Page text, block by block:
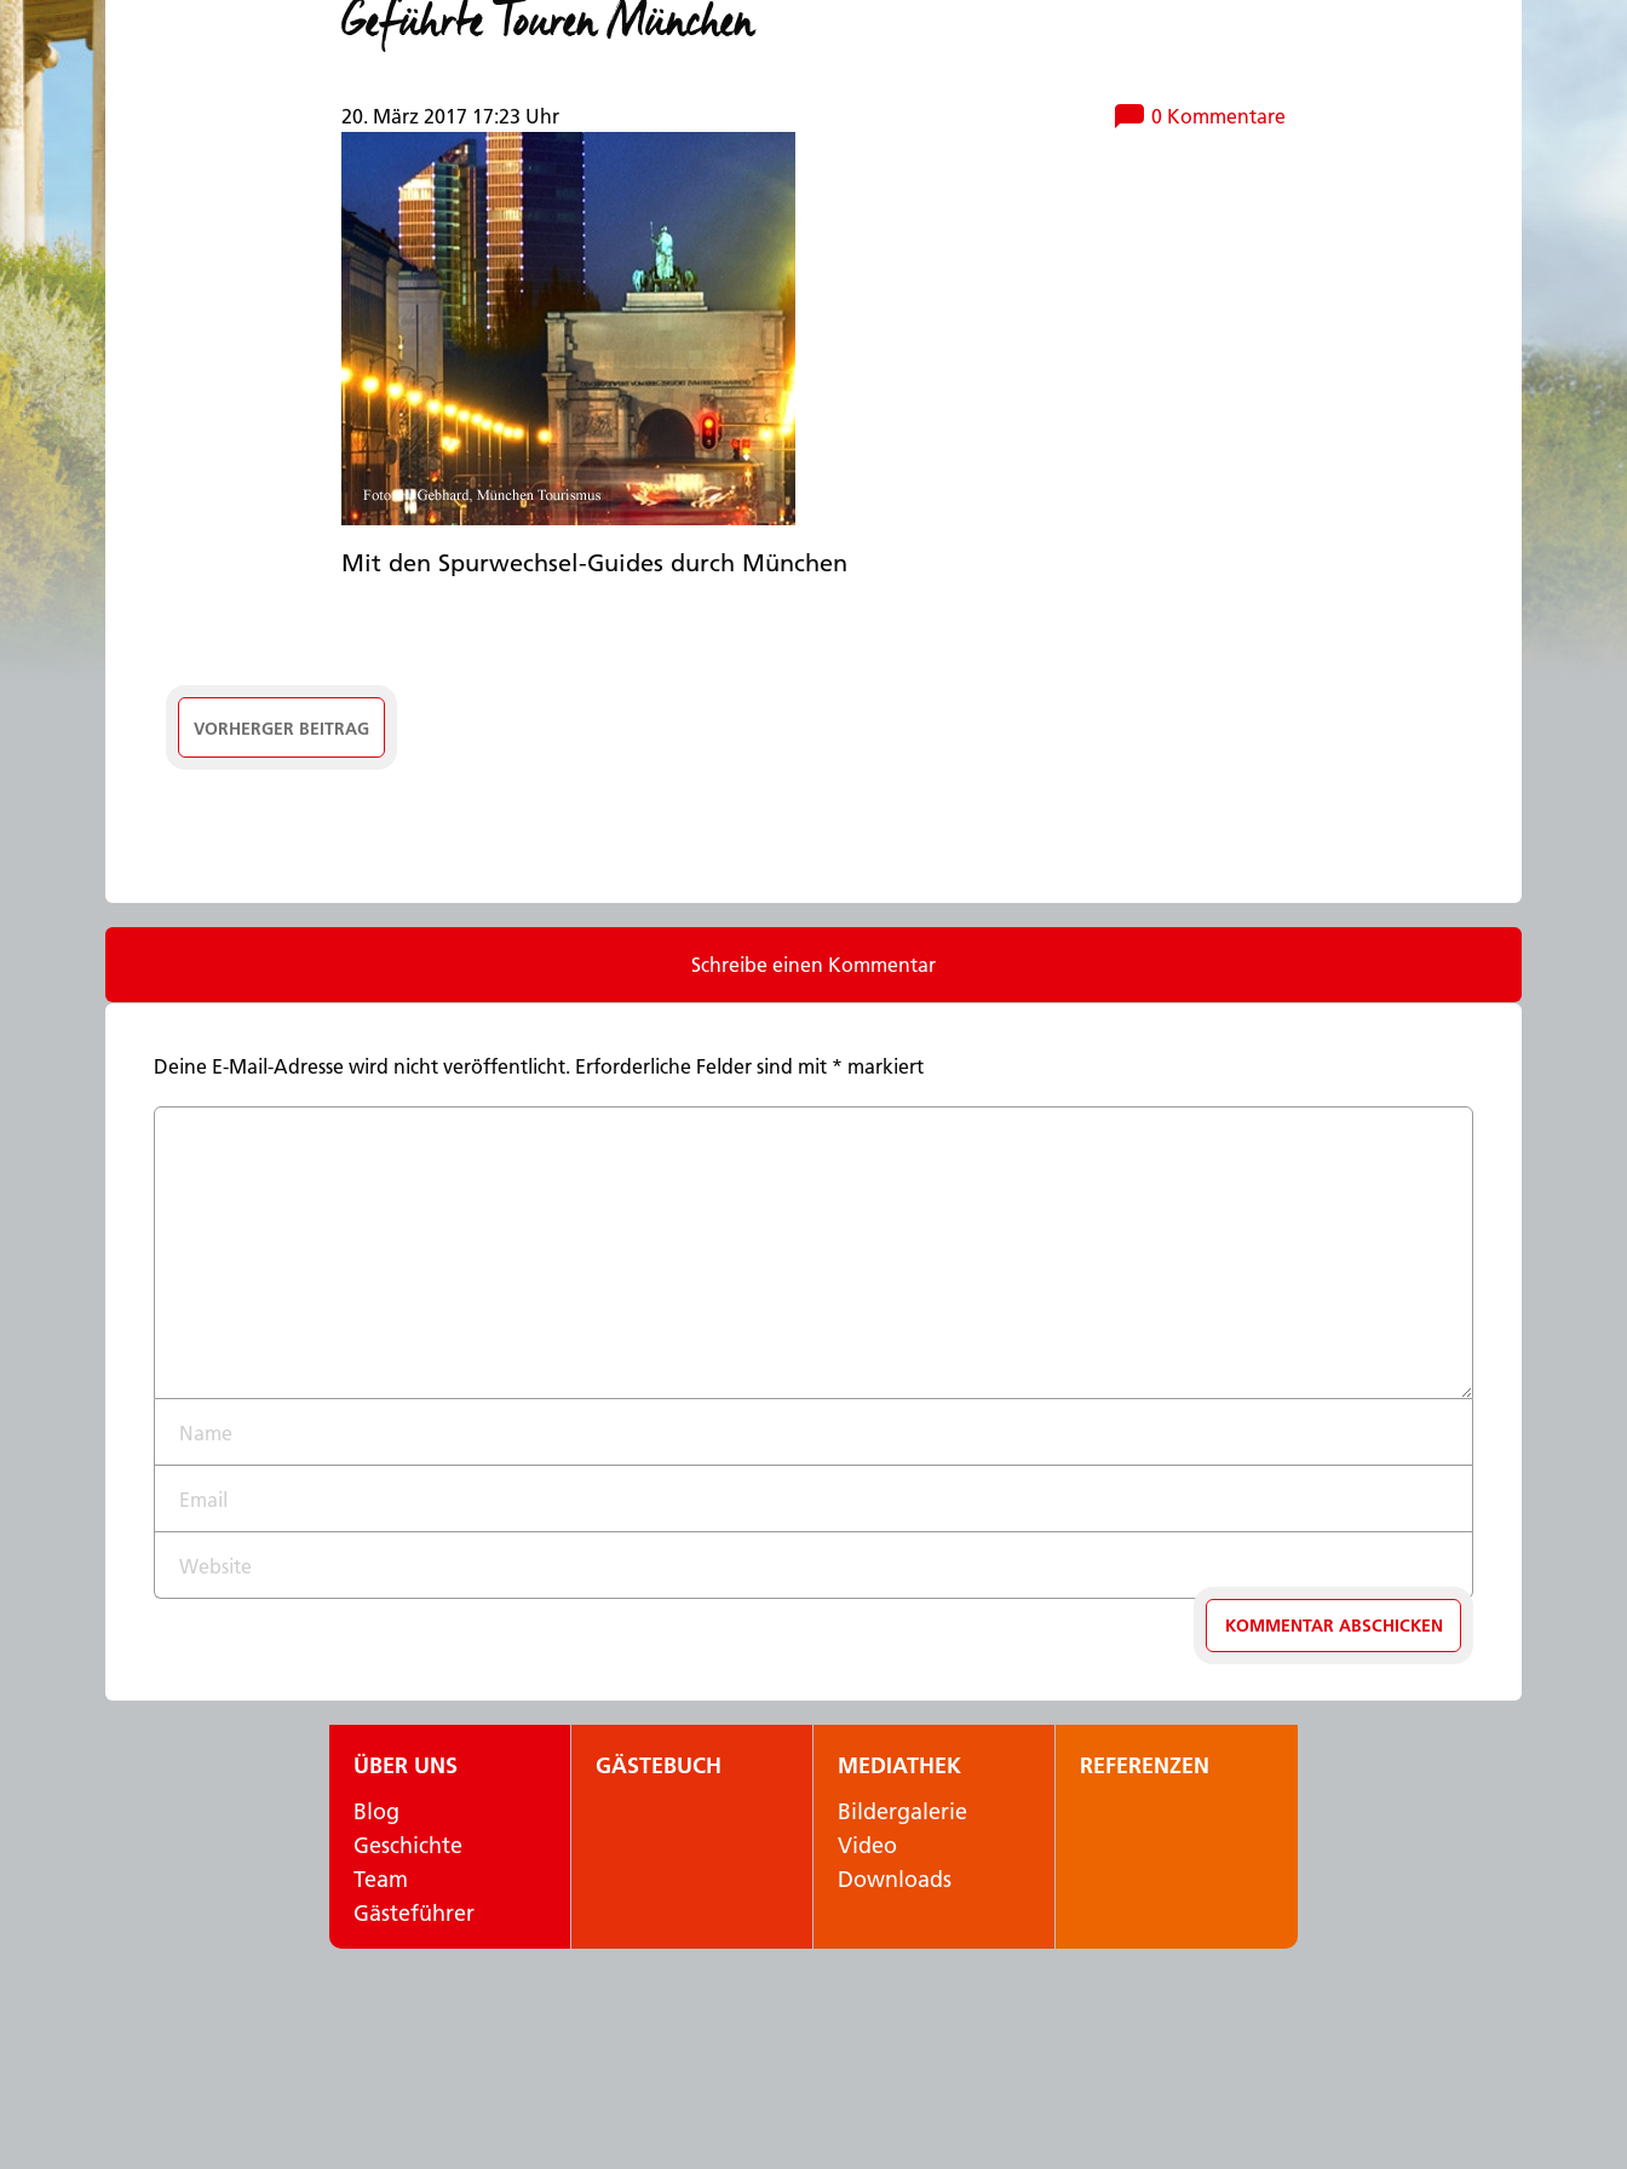
Geführte Touren München
20. März 2017 17:23 Uhr 0 Kommentare
Mit den Spurwechsel-Guides durch München
VORHERGER BEITRAG
Schreibe einen Kommentar
Deine E-Mail-Adresse wird nicht veröffentlicht. Erforderliche Felder sind mit * markiert
ÜBER UNS
Blog
Geschichte
Team
Gästeführer
GÄSTEBUCH
MEDIATHEK
Bildergalerie
Video
Downloads
REFERENZEN